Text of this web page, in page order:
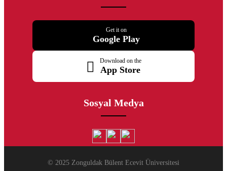
Get it on
Google Play
Download on the
App Store
Sosyal Medya
© 2025 Zonguldak Bülent Ecevit Üniversitesi